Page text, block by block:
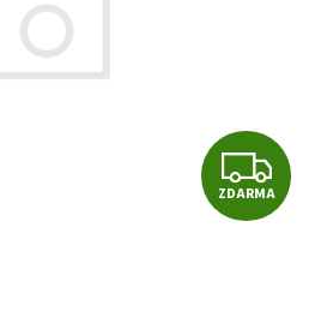
Z
D
ZDARMA